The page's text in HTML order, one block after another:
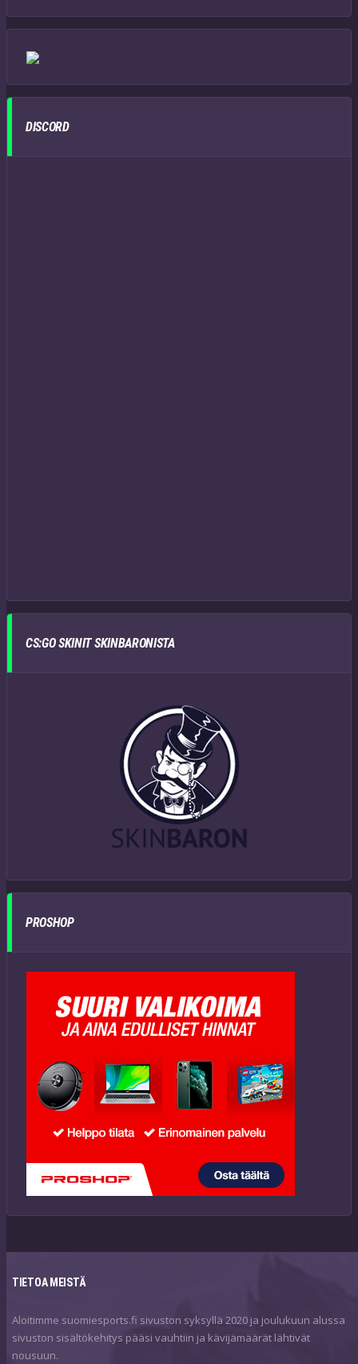
DISCORD
CS:GO SKINIT SKINBARONISTA
PROSHOP
TIETOA MEISTÄ
Aloitimme suomiesports.fi sivuston syksyllä 2020 ja joulukuun alussa
sivuston sisältökehitys pääsi vauhtiin ja kävijämäärät lähtivät
nousuun.